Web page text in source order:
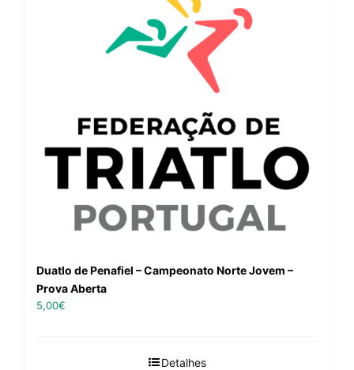
Duatlo de Penafiel – Campeonato Norte Jovem –
Prova Aberta
5,00€
Detalhes